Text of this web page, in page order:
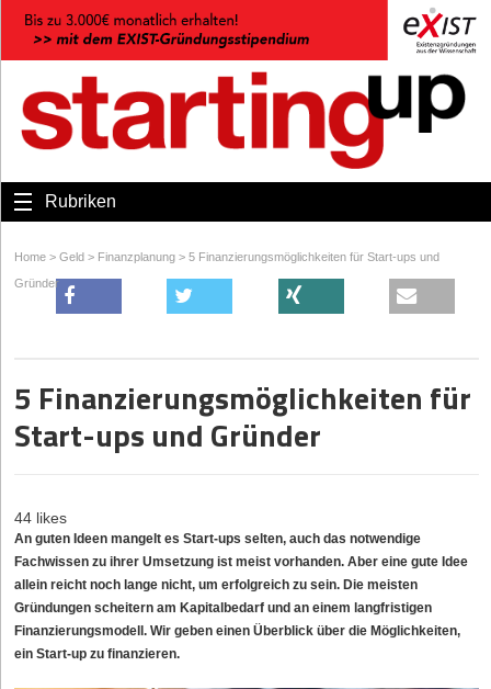
Rubriken
Home > Geld > Finanzplanung > 5 Finanzierungsmöglichkeiten für Start-ups und
Gründer
5 Finanzierungsmöglichkeiten für
Start-ups und Gründer
44 likes
An guten Ideen mangelt es Start-ups selten, auch das notwendige
Fachwissen zu ihrer Umsetzung ist meist vorhanden. Aber eine gute Idee
allein reicht noch lange nicht, um erfolgreich zu sein. Die meisten
Gründungen scheitern am Kapitalbedarf und an einem langfristigen
Finanzierungsmodell. Wir geben einen Überblick über die Möglichkeiten,
ein Start-up zu finanzieren.